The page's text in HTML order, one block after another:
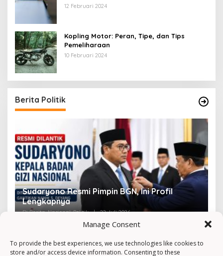
Manage Consent
To provide the best experiences, we use technologies like cookies to
store and/or access device information. Consenting to these
12 Februari 2024
Kopling Motor: Peran, Tipe, dan Tips
Pemeliharaan
10 Februari 2024
Berita Politik
Sudaryono Resmi Pimpin BGN, Ini Profil
Lengkapnya
Di Berita, Nasional, Politik | 22 Juli 2026 Di